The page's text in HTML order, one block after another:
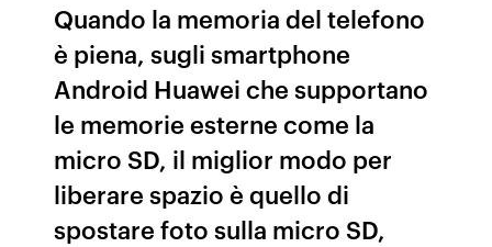
Quando la memoria del telefono
è piena, sugli smartphone
Android Huawei che supportano
le memorie esterne come la
micro SD, il miglior modo per
liberare spazio è quello di
spostare foto sulla micro SD,